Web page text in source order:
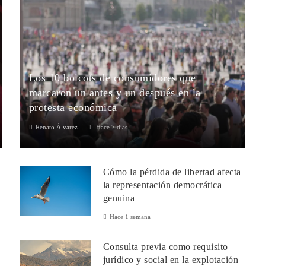
Los 10 boicots de consumidores que
marcaron un antes y un después en la
protesta económica
Renato Álvarez Hace 7 días
Una introducción al influyente poder silencioso del
evidenciado que sus elecciones ...Cómo la pérdida de libertad afecta
la representación democrática
genuina
Hace 1 semana
Consulta previa como requisito
jurídico y social en la explotación